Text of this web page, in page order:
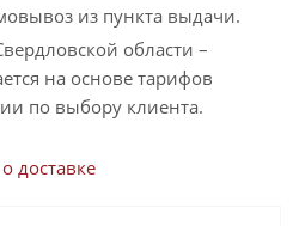
из пункта выдачи.
области –
на основе тарифов
по выбору клиента.
доставке